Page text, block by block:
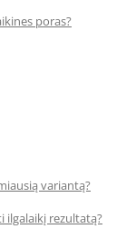
poras?
variantą?
ilgalaikį rezultatą?